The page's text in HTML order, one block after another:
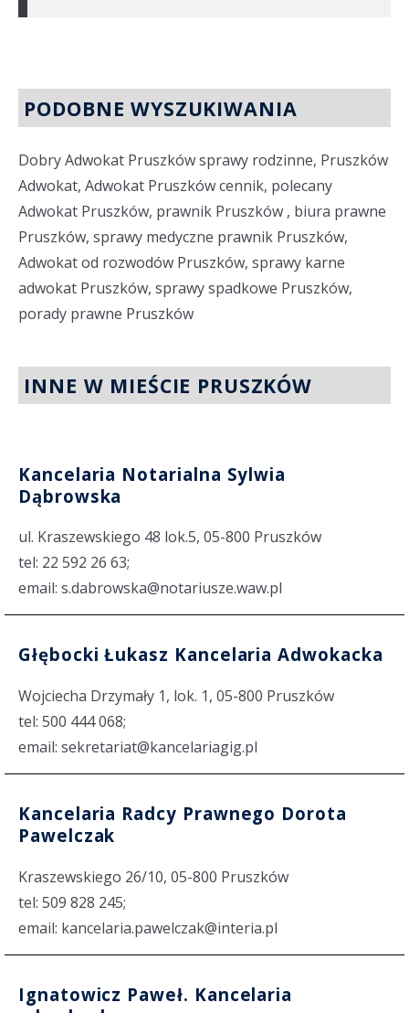
PODOBNE WYSZUKIWANIA
Dobry Adwokat Pruszków sprawy rodzinne, Pruszków
Adwokat, Adwokat Pruszków cennik, polecany
Adwokat Pruszków, prawnik Pruszków , biura prawne
Pruszków, sprawy medyczne prawnik Pruszków,
Adwokat od rozwodów Pruszków, sprawy karne
adwokat Pruszków, sprawy spadkowe Pruszków,
porady prawne Pruszków
INNE W MIEŚCIE PRUSZKÓW
Kancelaria Notarialna Sylwia
Dąbrowska
ul. Kraszewskiego 48 lok.5, 05-800 Pruszków
tel: 22 592 26 63;
email: s.dabrowska@notariusze.waw.pl
Głębocki Łukasz Kancelaria Adwokacka
Wojciecha Drzymały 1, lok. 1, 05-800 Pruszków
tel: 500 444 068;
email: sekretariat@kancelariagig.pl
Kancelaria Radcy Prawnego Dorota
Pawelczak
Kraszewskiego 26/10, 05-800 Pruszków
tel: 509 828 245;
email: kancelaria.pawelczak@interia.pl
Ignatowicz Paweł. Kancelaria